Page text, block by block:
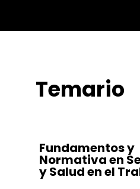
Temario
Fundamentos y
Normativa en
y Salud en el